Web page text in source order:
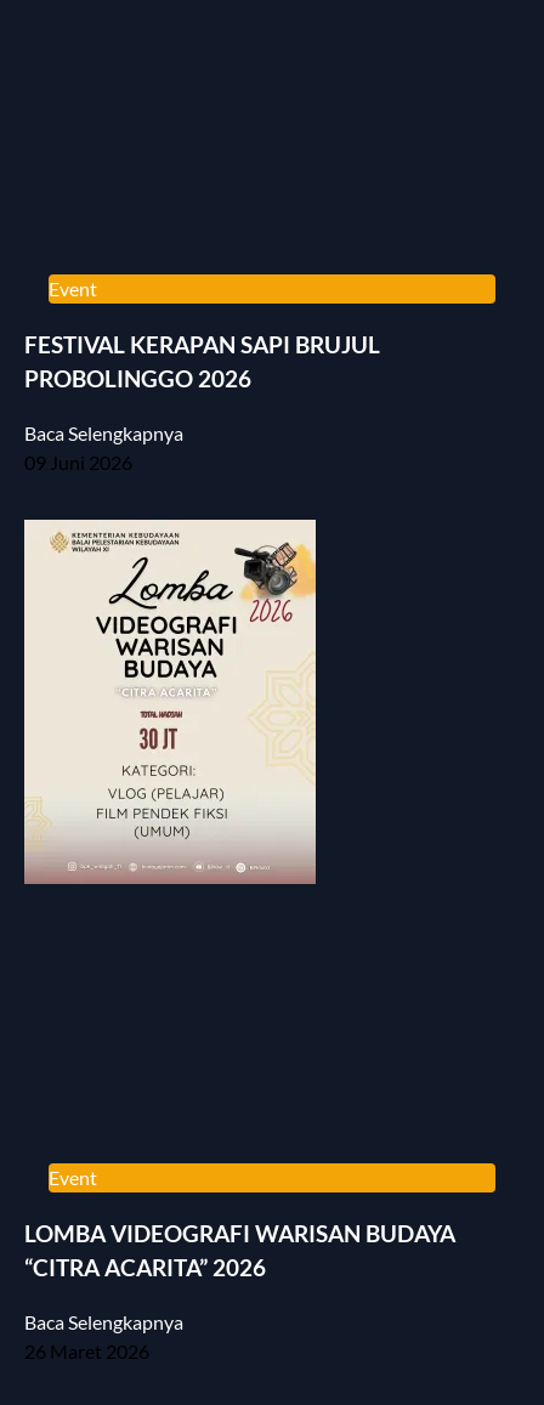
Event
FESTIVAL KERAPAN SAPI BRUJUL
PROBOLINGGO 2026
Baca Selengkapnya
09 Juni 2026
Event
LOMBA VIDEOGRAFI WARISAN BUDAYA
“CITRA ACARITA” 2026
Baca Selengkapnya
26 Maret 2026